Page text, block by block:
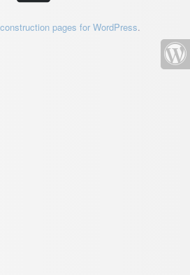
pages for WordPress.